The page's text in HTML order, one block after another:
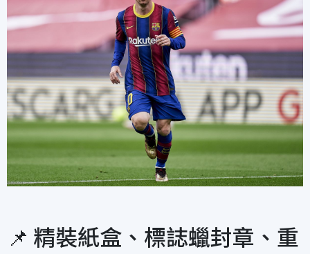
📌 精裝紙盒、標誌蠟封章、重